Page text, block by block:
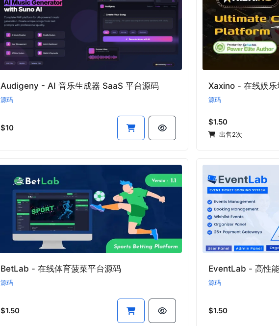
Audigeny - AI 音乐生成器 SaaS 平台源码
源码
$10
Xaxino - 在线娱
源码
$1.50
出售2次
BetLab - 在线体育菠菜平台源码
源码
$1.50
源码
$1.50